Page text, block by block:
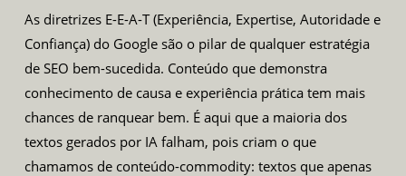
As diretrizes E-E-A-T (Experiência, Expertise, Autoridade e
Confiança) do Google são o pilar de qualquer estratégia
de SEO bem-sucedida. Conteúdo que demonstra
conhecimento de causa e experiência prática tem mais
chances de ranquear bem. É aqui que a maioria dos
textos gerados por IA falham, pois criam o que
chamamos de conteúdo-commodity: textos que apenas